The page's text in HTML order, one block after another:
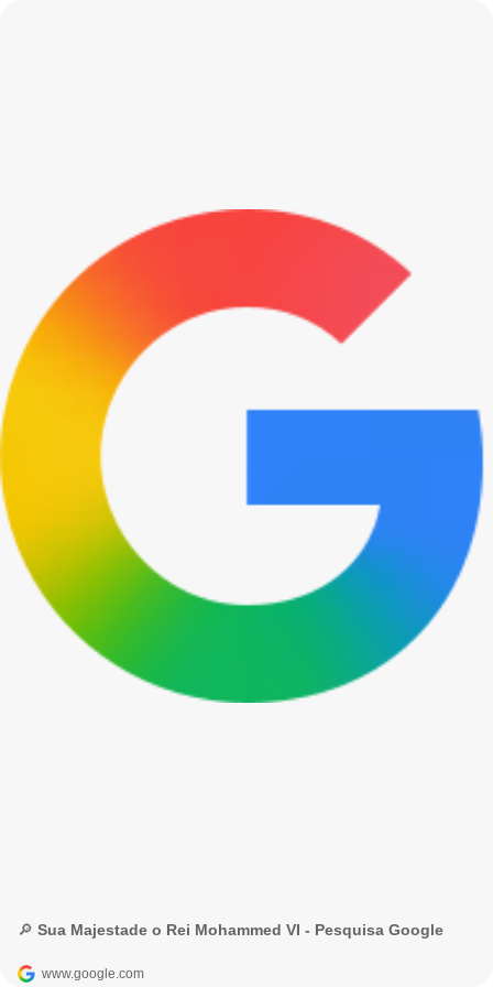
🔎 Sua Majestade o Rei Mohammed VI - Pesquisa Google
www.google.com